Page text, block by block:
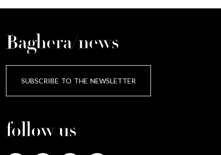
Baghera/news
SUBSCRIBE TO THE NEWSLETTER
follow us